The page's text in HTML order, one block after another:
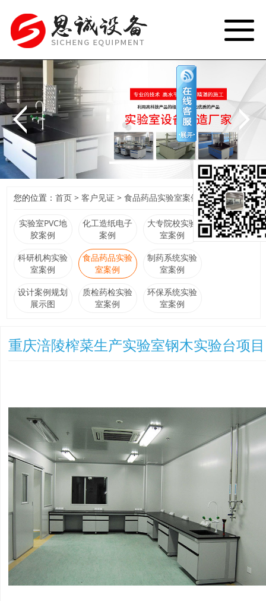
网站首页
产品展示
关于我们
新闻资讯
研发制造
客户见证
质量控制
联系我们
您的位置： 首页> 客户见证 > 食品药品实验室案例
实验室PVC地
胶案例
化工造纸电子
案例
大专院校实验
室案例
科研机构实验
室案例
食品药品实验
室案例
制药系统实验
室案例
设计案例规划
展示图
质检药检实验
室案例
环保系统实验
室案例
重庆涪陵榨菜生产实验室钢木实验台项目